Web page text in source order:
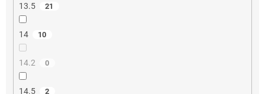
13.5 21
14 10
14.2 0
14.5 2